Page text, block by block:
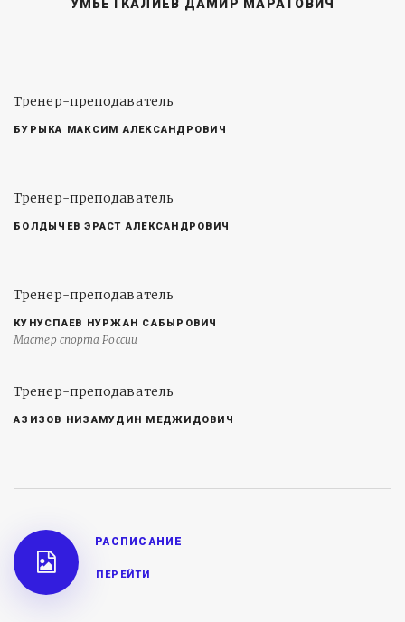
УМБЕТКАЛИЕВ ДАМИР МАРАТОВИЧ
БУРЫКА МАКСИМ АЛЕКСАНДРОВИЧ
Тренер-преподаватель
БОЛДЫЧЕВ ЭРАСТ АЛЕКСАНДРОВИЧ
Тренер-преподаватель
КУНУСПАЕВ НУРЖАН САБЫРОВИЧ
Мастер спорта России
Тренер-преподаватель
АЗИЗОВ НИЗАМУДИН МЕДЖИДОВИЧ
Тренер-преподаватель
РАСПИСАНИЕ
ПЕРЕЙТИ